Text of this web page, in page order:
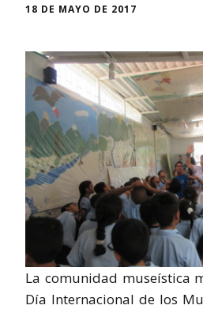
18 DE MAYO DE 2017
La comunidad museística
Día Internacional de los